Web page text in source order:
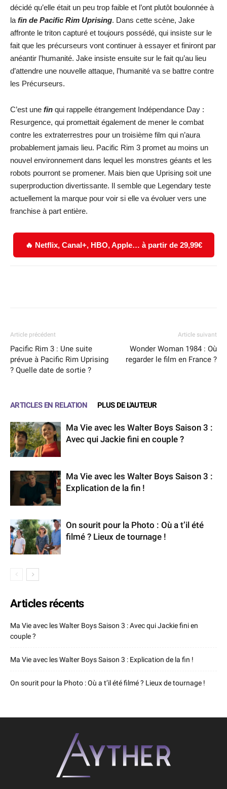
décidé qu’elle était un peu trop faible et l’ont plutôt boulonnée à
lafin de Pacific Rim Uprising. Dans cette scène, Jake
affronte le triton capturé et toujours possédé, qui insiste sur le
fait que les précurseurs vont continuer à essayer et finiront par
anéantir l’humanité. Jake insiste ensuite sur le fait qu’au lieu
d’attendre une nouvelle attaque, l’humanité va se battre contre
les Précurseurs.
C’est une fin qui rappelle étrangement Indépendance Day :
Resurgence, qui promettait également de mener le combat
contre les extraterrestres pour un troisième film qui n’aura
probablement jamais lieu. Pacific Rim 3 promet au moins un
nouvel environnement dans lequel les monstres géants et les
robots pourront se promener. Mais bien que Uprising soit une
superproduction divertissante. Il semble que Legendary teste
actuellement la marque pour voir si elle va évoluer vers une
franchise à part entière.
🔥 Netflix, Canal+, HBO, Apple… à partir de 29,99€
Article précédent
Pacific Rim 3 : Une suite
prévue à Pacific Rim Uprising
? Quelle date de sortie ?
Article suivant
Wonder Woman 1984 : Où
regarder le film en France ?
ARTICLES EN RELATION PLUS DE L'AUTEUR
Ma Vie avec les Walter Boys Saison 3 :
Avec qui Jackie fini en couple ?
Ma Vie avec les Walter Boys Saison 3 :
Explication de la fin !
On sourit pour la Photo : Où a t’il été
filmé ? Lieux de tournage !
Articles récents
Ma Vie avec les Walter Boys Saison 3 : Avec qui Jackie fini en
couple ?
Ma Vie avec les Walter Boys Saison 3 : Explication de la fin !
On sourit pour la Photo : Où a t’il été filmé ? Lieux de tournage !